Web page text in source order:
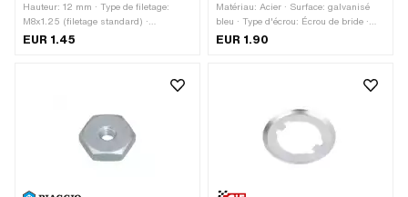
Hauteur: 12 mm · Type de filetage:
M8x1.25 (filetage standard) ·
Matériau: Acier · Diamètre nominal
Entraînement: Six pans extérieurs ·
EUR 1.45
Matériau: Acier · Surface: galvanisé
bleu · Type d'écrou: Écrou de bride ·
Entraînement: Six pans extérieurs ·
nominal (filetage): 8 mm · Classe de
résistance: 10 · Clé de serrage: 13 mm
EUR 1.90